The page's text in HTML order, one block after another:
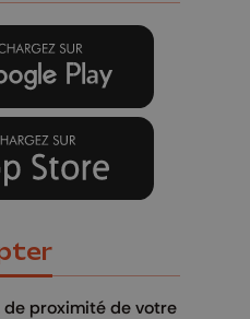
de proximité de votre